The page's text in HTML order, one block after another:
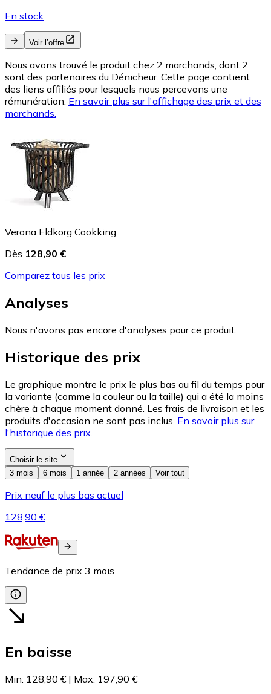
En stock
Voir l’offre
Nous avons trouvé le produit chez 2 marchands, dont 2
sont des partenaires du Dénicheur. Cette page contient
des liens affiliés pour lesquels nous percevons une
rémunération. En savoir plus sur l'affichage des prix et des
marchands.
Verona Eldkorg Cookking
Dès 128,90 €
Comparez tous les prix
Analyses
Nous n'avons pas encore d'analyses pour ce produit.
Historique des prix
Le graphique montre le prix le plus bas au fil du temps pour
la variante (comme la couleur ou la taille) qui a été la moins
chère à chaque moment donné. Les frais de livraison et les
produits d'occasion ne sont pas inclus. En savoir plus sur
l'historique des prix.
Choisir le site
3 mois
6 mois 1 année 2 années Voir tout
Prix neuf le plus bas actuel
128,90 €
Tendance de prix 3 mois
En baisse
Min: 128,90 € | Max: 197,90 €